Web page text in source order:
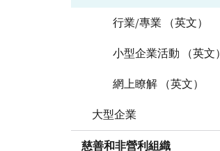
行業/專業 （英文）
小型企業活動 （英文）
網上瞭解 （英文）
大型企業
慈善和非營利組織